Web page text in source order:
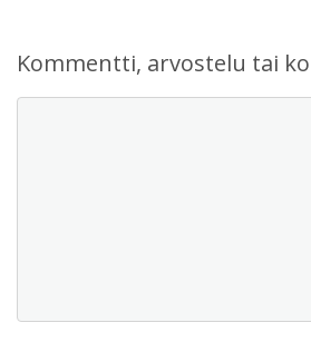
Kommentti, arvostelu tai